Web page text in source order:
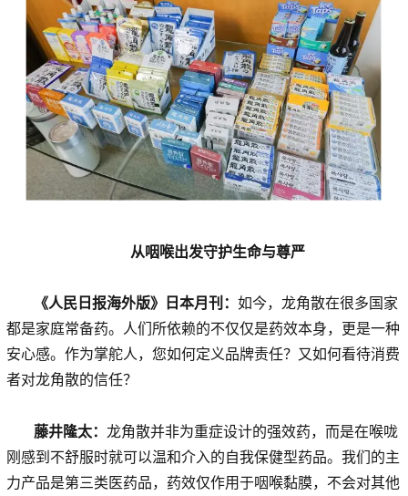
从咽喉出发守护生命与尊严
《人民日报海外版》日本月刊：如今，龙角散在很多国家
都是家庭常备药。人们所依赖的不仅仅是药效本身，更是一种
安心感。作为掌舵人，您如何定义品牌责任？又如何看待消费
者对龙角散的信任？
藤井隆太：龙角散并非为重症设计的强效药，而是在喉咙
刚感到不舒服时就可以温和介入的自我保健型药品。我们的主
力产品是第三类医药品，药效仅作用于咽喉黏膜，不会对其他